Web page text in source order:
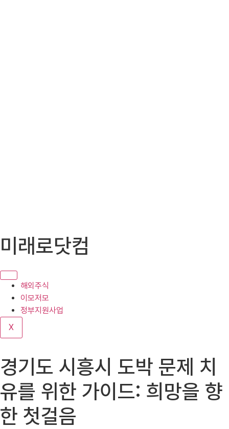
텐
로
기
미래로닷컴
해외주식
이모저모
정부지원사업
X
경기도 시흥시 도박 문제 치
유를 위한 가이드: 희망을 향
한 첫걸음